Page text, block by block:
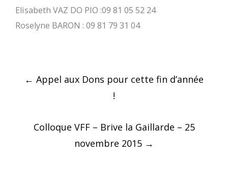
Elisabeth VAZ DO PIO :09 81 05 52 24
Roselyne BARON : 09 81 79 31 04
Post
navigation
← Appel aux Dons pour cette fin d’année
!
Colloque VFF – Brive la Gaillarde – 25
novembre 2015 →